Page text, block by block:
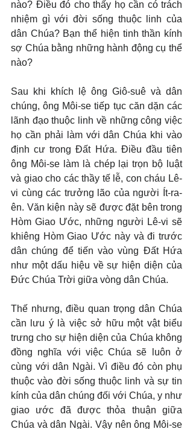
nào? Điều đó cho thấy họ cần có trách
nhiệm gì với đời sống thuộc linh của
dân Chúa? Bạn thể hiện tinh thần kính
sợ Chúa bằng những hành động cụ thể
nào?
Sau khi khích lệ ông Giô-suê và dân
chúng, ông Môi-se tiếp tục căn dặn các
lãnh đạo thuộc linh về những công việc
họ cần phải làm với dân Chúa khi vào
định cư trong Đất Hứa. Điều đầu tiên
ông Môi-se làm là chép lại trọn bộ luật
và giao cho các thầy tế lễ, con cháu Lê-
vi cùng các trưởng lão của người Ít-ra-
ên. Văn kiện này sẽ được đặt bên trong
Hòm Giao Ước, những người Lê-vi sẽ
khiêng Hòm Giao Ước này và đi trước
dân chúng để tiến vào vùng Đất Hứa
như một dấu hiệu về sự hiện diện của
Đức Chúa Trời giữa vòng dân Chúa.
Thế nhưng, điều quan trọng dân Chúa
cần lưu ý là việc sở hữu một vật biểu
trưng cho sự hiện diện của Chúa không
đồng nghĩa với việc Chúa sẽ luôn ở
cùng với dân Ngài. Vì điều đó còn phụ
thuộc vào đời sống thuộc linh và sự tin
kính của dân chúng đối với Chúa, y như
giao ước đã được thỏa thuận giữa
Chúa và dân Ngài. Vậy nên ông Môi-se